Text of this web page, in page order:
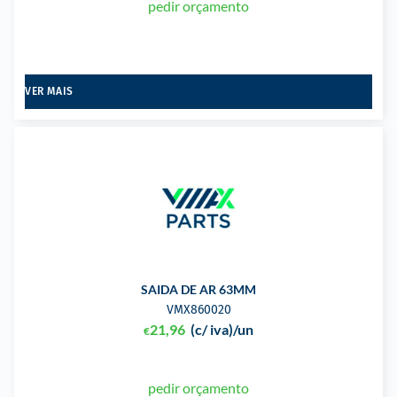
pedir orçamento
VER MAIS
SAIDA DE AR 63MM
VMX860020
€21,96 (c/ iva)/un
pedir orçamento